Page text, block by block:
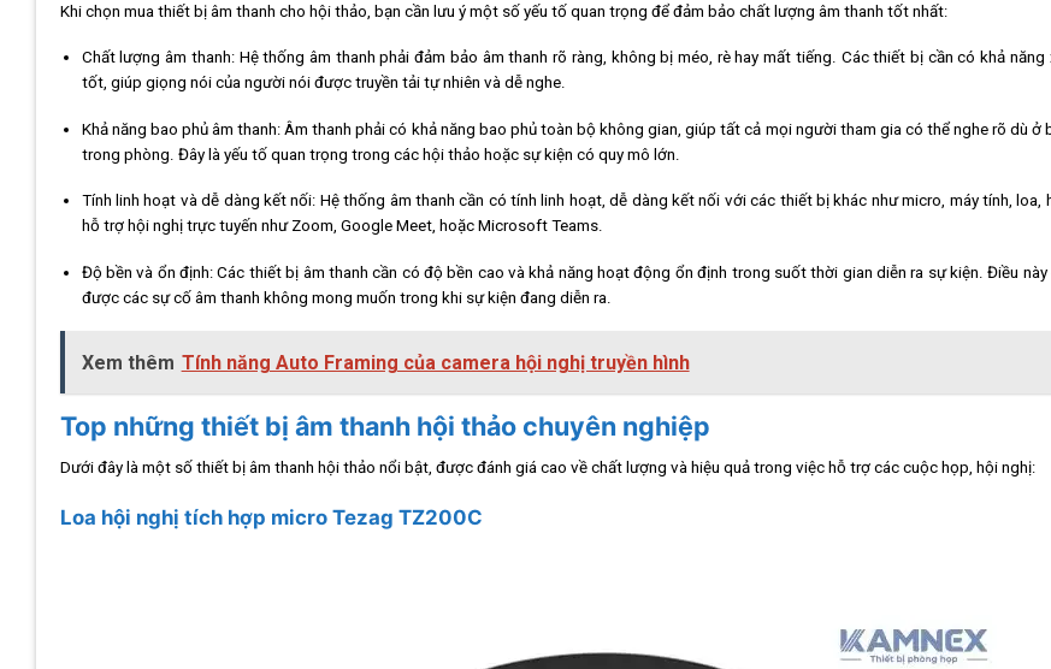
Khi chọn mua thiết bị âm thanh cho hội thảo, bạn cần lưu ý một số yếu tố quan trọng để đảm bảo chất lượng âm thanh tốt nhất:
Chất lượng âm thanh: Hệ thống âm thanh phải đảm bảo âm thanh rõ ràng, không bị méo, rè hay mất tiếng. Các thiết bị cần có khả năng
tốt, giúp giọng nói của người nói được truyền tải tự nhiên và dễ nghe.
Khả năng bao phủ âm thanh: Âm thanh phải có khả năng bao phủ toàn bộ không gian, giúp tất cả mọi người tham gia có thể nghe rõ dù ở
trong phòng. Đây là yếu tố quan trọng trong các hội thảo hoặc sự kiện có quy mô lớn.
Tính linh hoạt và dễ dàng kết nối: Hệ thống âm thanh cần có tính linh hoạt, dễ dàng kết nối với các thiết bị khác như micro, máy tính, loa,
hỗ trợ hội nghị trực tuyến như Zoom, Google Meet, hoặc Microsoft Teams.
Độ bền và ổn định: Các thiết bị âm thanh cần có độ bền cao và khả năng hoạt động ổn định trong suốt thời gian diễn ra sự kiện. Điều này
được các sự cố âm thanh không mong muốn trong khi sự kiện đang diễn ra.
Xem thêm Tính năng Auto Framing của camera hội nghị truyền hình
Top những thiết bị âm thanh hội thảo chuyên nghiệp
Dưới đây là một số thiết bị âm thanh hội thảo nổi bật, được đánh giá cao về chất lượng và hiệu quả trong việc hỗ trợ các cuộc họp, hội nghị:
Loa hội nghị tích hợp micro Tezag TZ200C